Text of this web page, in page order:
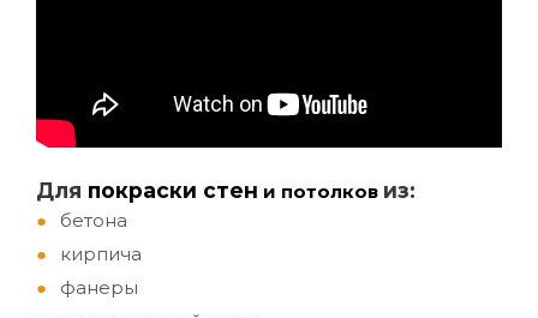
Для покраски стен и потолков из:
бетона
кирпича
фанеры